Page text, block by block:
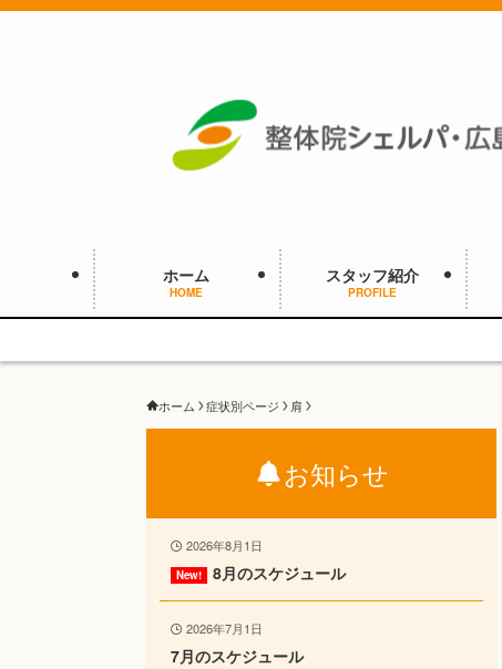
ホーム
HOME
スタッフ紹介
PROFILE
ホーム 症状別ページ 肩
お知らせ
2026年8月1日
8月のスケジュール
2026年7月1日
7月のスケジュール